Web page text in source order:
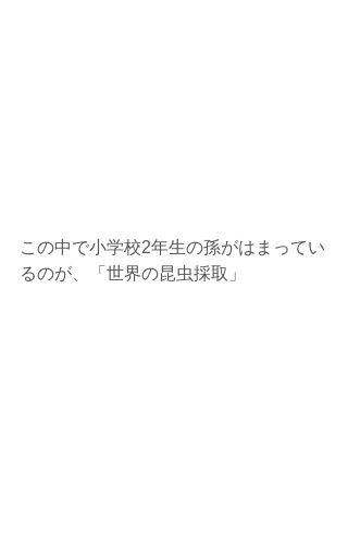
この中で小学校2年生の孫がはまってい
るのが、「世界の昆虫採取」